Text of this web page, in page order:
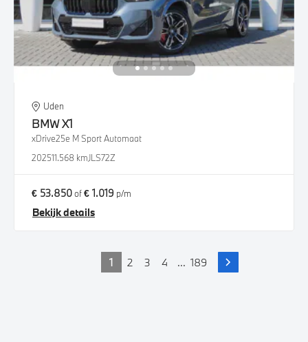
Uden
BMWX1
xDrive25e M Sport Automaat
202511.568 kmJLS72Z
€ 53.850of€ 1.019 p/m
Bekijk details
1 2 3 4 ... 189